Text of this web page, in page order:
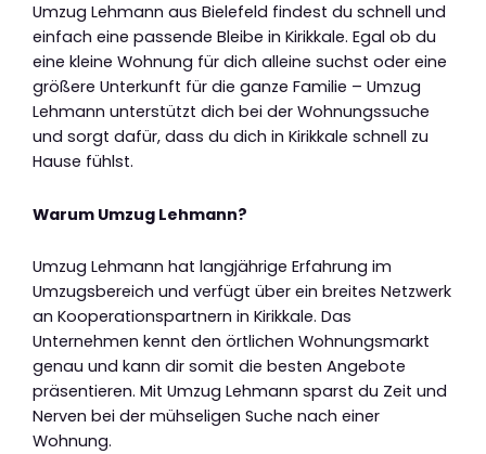
Umzug Lehmann aus Bielefeld findest du schnell und
einfach eine passende Bleibe in Kirikkale. Egal ob du
eine kleine Wohnung für dich alleine suchst oder eine
größere Unterkunft für die ganze Familie – Umzug
Lehmann unterstützt dich bei der Wohnungssuche
und sorgt dafür, dass du dich in Kirikkale schnell zu
Hause fühlst.
Warum Umzug Lehmann?
Umzug Lehmann hat langjährige Erfahrung im
Umzugsbereich und verfügt über ein breites Netzwerk
an Kooperationspartnern in Kirikkale. Das
Unternehmen kennt den örtlichen Wohnungsmarkt
genau und kann dir somit die besten Angebote
präsentieren. Mit Umzug Lehmann sparst du Zeit und
Nerven bei der mühseligen Suche nach einer
Wohnung.